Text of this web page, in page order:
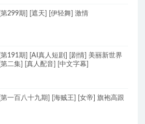
[第299期] [遮天] [伊轻舞] 激情
[第191期] [AI真人短剧] [剧情] 美丽新世界
[第二集] [真人配音] [中文字幕]
[第一百八十九期] [海贼王] [女帝] 旗袍高跟